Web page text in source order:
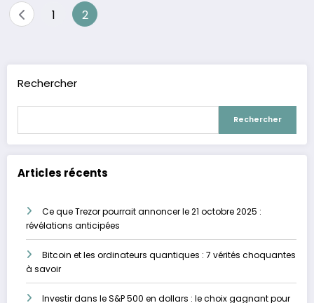
Pagination
1 2
Rechercher
Rechercher
Articles récents
Ce que Trezor pourrait annoncer le 21 octobre 2025 :
révélations anticipées
Bitcoin et les ordinateurs quantiques : 7 vérités choquantes
à savoir
Investir dans le S&P 500 en dollars : le choix gagnant pour